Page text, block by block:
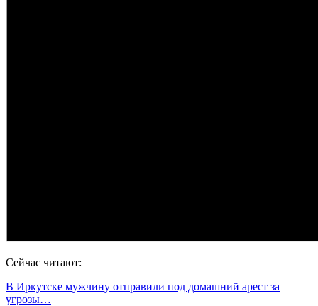
Сейчас читают:
В Иркутске мужчину отправили под домашний арест за
угрозы…